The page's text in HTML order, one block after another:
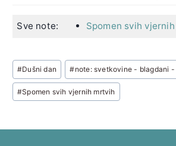
Sve note: Spomen svih
Post
Tags:
#Dušni dan #note: svetkovine - blagdani -
#Spomen svih vjernih mrtvih